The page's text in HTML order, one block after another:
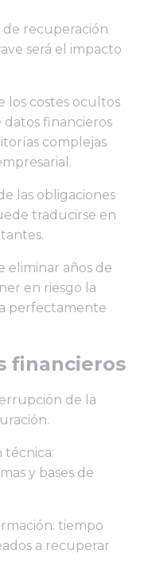
recuperación
será el impacto
los costes ocultos
datos financieros
complejas
las obligaciones
traducirse en
eliminar años de
en riesgo la
perfectamente
financieros
de la
técnica:
y bases de
tiempo
a recuperar